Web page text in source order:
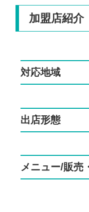
加盟店紹介
対応地域
出店形態
メニュー/販売